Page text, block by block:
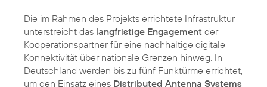
Die im Rahmen des Projekts errichtete Infrastruktur
unterstreicht das langfristige Engagement der
Kooperationspartner für eine nachhaltige digitale
Konnektivität über nationale Grenzen hinweg. In
Deutschland werden bis zu fünf Funktürme errichtet,
um den Einsatz eines Distributed Antenna Systems